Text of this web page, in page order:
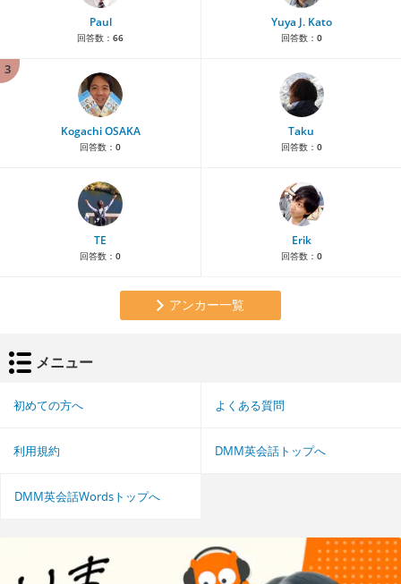
Paul
回答数： 66
Yuya J. Kato
回答数： 0
3
Kogachi OSAKA
回答数： 0
Taku
回答数： 0
TE
回答数： 0
Erik
回答数： 0
アンカー一覧
メニュー
初めての方へ よくある質問
利用規約 DMM英会話トップへ
DMM英会話Wordsトップへ